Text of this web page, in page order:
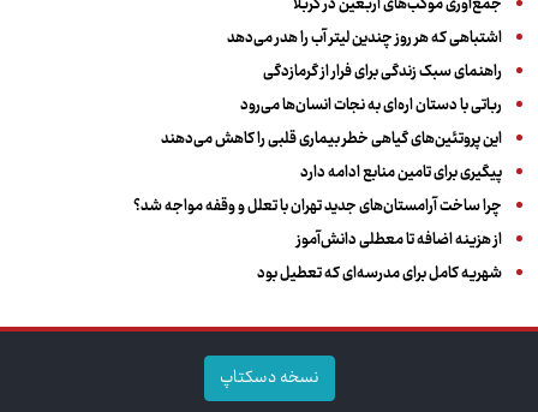
اشتباهی که هر روز چندین لیتر آب را هدر می‌دهد
راهنمای سبک زندگی برای فرار از گرمازدگی
رباتی با دستان اره‌ای به نجات انسان‌ها می‌رود
این پروتئین‌های گیاهی خطر بیماری قلبی را کاهش می‌دهند
پیگیری برای تامین منابع ادامه دارد
چرا ساخت آرامستان‌های جدید تهران با تعلل و وقفه مواجه شد؟
از هزینه اضافه تا معطلی دانش‌آموز
شهریه کامل برای مدرسه‌ای که تعطیل بود
نسخه دسکتاپ